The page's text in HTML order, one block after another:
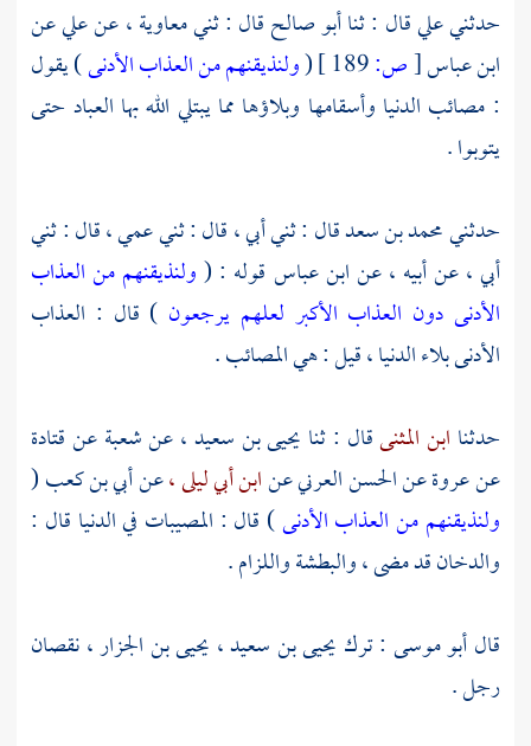
حدثنيعليقال : ثناأبو صالحقال : ثنيمعاوية ،عنعليعن
ابن عباس[ص: (ولنذيقنهم من العذاب الأدنى) يقول
: مصائب الدنيا وأسقامها وبلاؤها مما يبتلي الله بها العباد حتى
يتوبوا .
حدثنيمحمد بن سعدقال : ثني أبي ، قال : ثني عمي ، قال : ثني
أبي ، عن أبيه ، عنابن عباس قوله : (ولنذيقنهم من العذاب
الأدنى دون العذاب الأكبر لعلهم يرجعون ) قال : العذاب
الأدنى بلاء الدنيا ، قيل : هي المصائب .
حدثنا ابن المثنىقال : ثنا يحيى بن سعيد ،عنشعبةعنقتادة
عنعروةعنالحسن العرنيعنابن أبي ليلى ،عنأبي بن كعب(
ولنذيقنهم من العذاب الأدنى) قال : المصيبات في الدنيا قال :
والدخان قد مضى ، والبطشة واللزام .
قالأبو موسى : ترك يحيى بن سعيد ، يحيى بن الجزار ،نقصان
رجل .